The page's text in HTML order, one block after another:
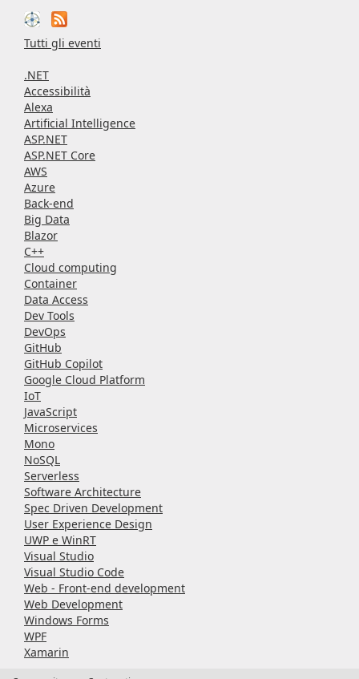
Tutti gli eventi
.NET
Accessibilità
Alexa
Artificial Intelligence
ASP.NET
ASP.NET Core
AWS
Azure
Back-end
Big Data
Blazor
C++
Cloud computing
Container
Data Access
Dev Tools
DevOps
GitHub
GitHub Copilot
Google Cloud Platform
IoT
JavaScript
Microservices
Mono
NoSQL
Serverless
Software Architecture
Spec Driven Development
User Experience Design
UWP e WinRT
Visual Studio
Visual Studio Code
Web - Front-end development
Web Development
Windows Forms
WPF
Xamarin